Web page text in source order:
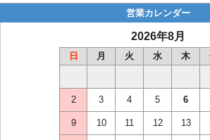
営業カレンダー
2026年8月
日 月 火 水 木
2 3 4 5 6
9 10 11 12 13